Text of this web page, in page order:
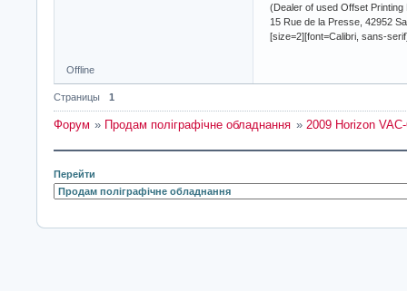
(Dealer of used Offset Printing
15 Rue de la Presse, 42952
[size=2][font=Calibri, sans-
Offline
Страницы 1
Форум » Продам поліграфічне обладнання » 2009 Horizon
Перейти